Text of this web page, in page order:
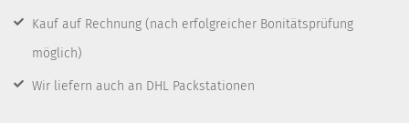
Kauf auf Rechnung (nach erfolgreicher Bonitätsprüfung
möglich)
Wir liefern auch an DHL Packstationen